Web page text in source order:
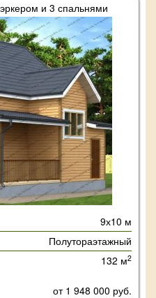
и 3 спальнями
9х10 м
Полутораэтажный
132 м2
от 1 948 000 руб.